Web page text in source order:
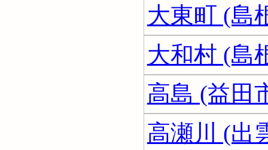
大東町 (島
大和村 (島
高島 (益田
高瀬川 (出